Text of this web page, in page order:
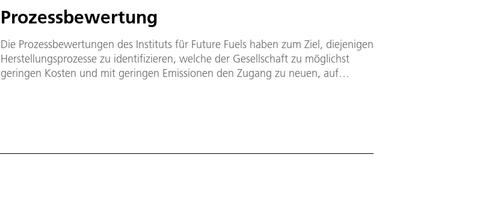
Prozessbewertung
Die Prozessbewertungen des Instituts für Future Fuels haben zum Ziel, diejenigen
Herstellungsprozesse zu identifizieren, welche der Gesellschaft zu möglichst
geringen Kosten und mit geringen Emissionen den Zugang zu neuen, auf